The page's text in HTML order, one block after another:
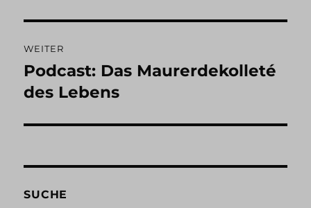
WEITER
Nächster
Beitrag:
Podcast: Das Maurerdekolleté
des Lebens
SUCHE